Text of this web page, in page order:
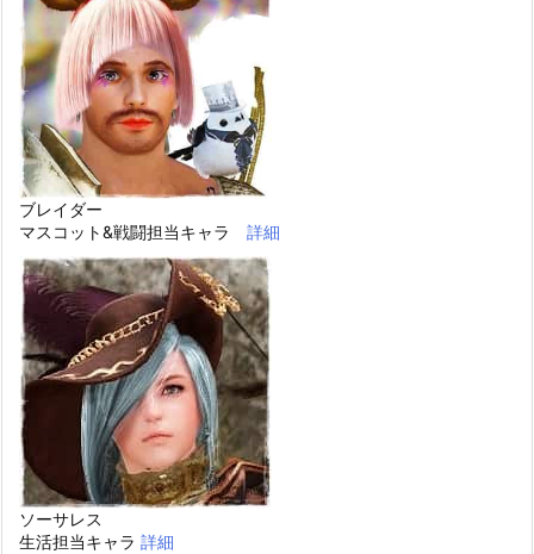
ブレイダー
マスコット&戦闘担当キャラ 詳細
ソーサレス
生活担当キャラ 詳細